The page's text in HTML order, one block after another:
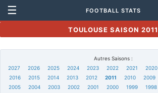
☰ FOOTBALL STATS
TOULOUSE SAISON 2011
Autres Saisons :
2027
2026 2025 2024 2023 2022 2021 2020
2016
2015 2014 2013 2012 2011 2010 2009
2005
2004 2003 2002 2001 2000 1999 1998